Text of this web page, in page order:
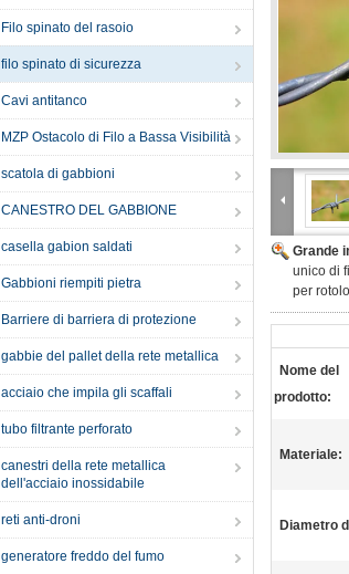
Filo spinato del rasoio
filo spinato di sicurezza
Cavi antitanco
MZP Ostacolo di Filo a Bassa Visibilità
scatola di gabbioni
CANESTRO DEL GABBIONE
casella gabion saldati
Gabbioni riempiti pietra
Barriere di barriera di protezione
gabbie del pallet della rete metallica
acciaio che impila gli scaffali
tubo filtrante perforato
canestri della rete metallica
dell'acciaio inossidabile
reti anti-droni
generatore freddo del fumo
Grande
unico di
per rotolo
Nome del
prodotto:
Materiale:
Diametro